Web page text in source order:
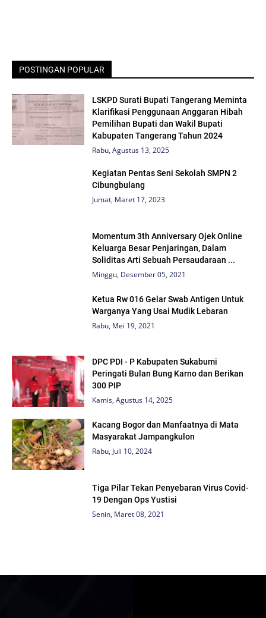
POSTINGAN POPULAR
LSKPD Surati Bupati Tangerang Meminta
Klarifikasi Penggunaan Anggaran Hibah
Pemilihan Bupati dan Wakil Bupati
Kabupaten Tangerang Tahun 2024
Rabu, Agustus 13, 2025
Kegiatan Pentas Seni Sekolah SMPN 2
Cibungbulang
Jumat, Maret 17, 2023
Momentum 3th Anniversary Ojek Online
Keluarga Besar Penjaringan, Dalam
Soliditas Arti Sebuah Persaudaraan ...
Minggu, Desember 05, 2021
Ketua Rw 016 Gelar Swab Antigen Untuk
Warganya Yang Usai Mudik Lebaran
Rabu, Mei 19, 2021
DPC PDI - P Kabupaten Sukabumi
Peringati Bulan Bung Karno dan Berikan
300 PIP
Kamis, Agustus 14, 2025
Kacang Bogor dan Manfaatnya di Mata
Masyarakat Jampangkulon
Rabu, Juli 10, 2024
Tiga Pilar Tekan Penyebaran Virus Covid-
19 Dengan Ops Yustisi
Senin, Maret 08, 2021